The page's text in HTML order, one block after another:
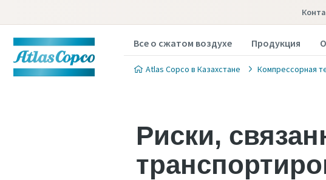
Все о сжатом воздухе Продукция
Atlas Copco в Казахстане Компрессорная
Риски,